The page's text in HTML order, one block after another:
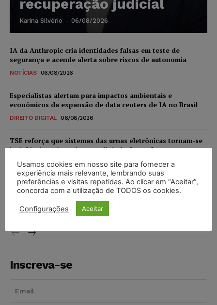
recuperação judicial
Karina Silvério - 06/08/2026
IA da Anthropic cria identidades falsas em teste de
segurança e acende alerta sobre riscos de autonomia
NOTÍCIAS 06/08/2026
Especialistas alertam para impactos ambientais e
econômicos da expansão de data centers de IA no Brasil
DIREITO DIGITAL 06/08/2026
TSE reforça que sistemas das urnas eletrônicas tornam-se
invioláveis após assinatura digital e lacração
NOTÍCIAS 06/08/2026
STF inicia julgamento sobre constitucionalidade da
proibição dos jogos de azar no Brasil
NOTÍCIAS 06/08/2026
Inscreva-se
Usamos cookies em nosso site para fornecer a
experiência mais relevante, lembrando suas
preferências e visitas repetidas. Ao clicar em “Aceitar”,
concorda com a utilização de TODOS os cookies.
Configurações Aceitar